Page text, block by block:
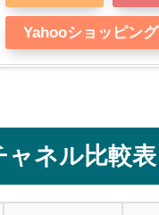
Yahooショッピング
ャネル比較表